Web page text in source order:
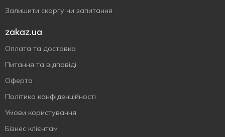
Залишити скаргу чи запитання
zakaz.ua
Оплата та доставка
Питання та відповіді
Оферта
Політика конфіденційності
Умови користування
Бізнес клієнтам